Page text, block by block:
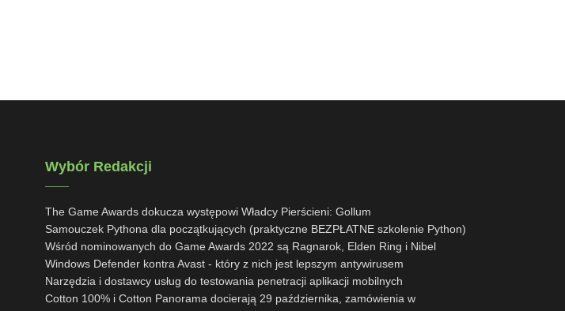
Wybór Redakcji
The Game Awards dokucza występowi Władcy Pierścieni: Gollum
Samouczek Pythona dla początkujących (praktyczne BEZPŁATNE szkolenie Python)
Wśród nominowanych do Game Awards 2022 są Ragnarok, Elden Ring i Nibel
Windows Defender kontra Avast - który z nich jest lepszym antywirusem
Narzędzia i dostawcy usług do testowania penetracji aplikacji mobilnych
Cotton 100% i Cotton Panorama docierają 29 października, zamówienia w